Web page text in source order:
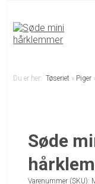
Du er her:Tøseriet » Piger
Søde
Varenummer (SKU):